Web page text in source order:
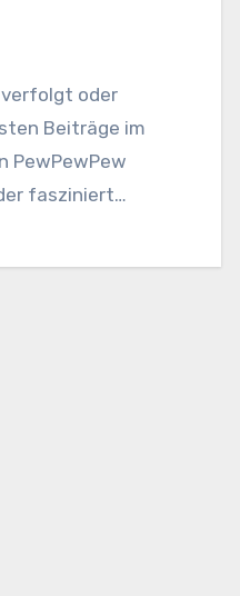
oder
Beiträge im
PewPewPew
fasziniert…